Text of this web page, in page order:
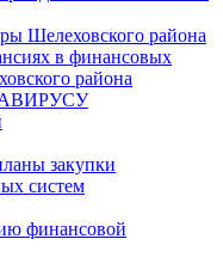
Шелеховского района
в финансовых
района
закупки
систем
финансовой